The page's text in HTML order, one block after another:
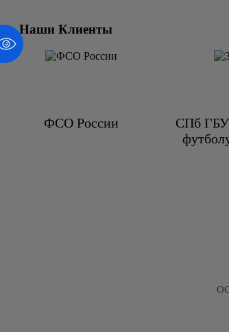
Наши Клиенты
ФСО России
СПб